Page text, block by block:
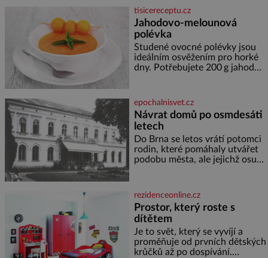
lodě, zapisovat první texty a
inspiroval řadu pověstí. Tato
skromná, ale užitečná rostlina
provází člověka už tisíce let.
Většina lidí vnímá rákos jen jako
obyčejnou kulisu letního
koupání. Stačí se však podívat
tisicereceptu.cz
Jahodovo-melounová
polévka
Studené ovocné polévky jsou
ideálním osvěžením pro horké
dny. Potřebujete 200 g jahod
cukru krystal 1 lžíci medu 200 g
zakysané sm
epochalnisvet.cz
Návrat domů po osmdesáti
letech
Do Brna se letos vrátí potomci
rodin, které pomáhaly utvářet
podobu města, ale jejichž osudy
Placzek, Löw-Beer, Fuhrmann,
Kohn a Stiassni se stanou
jednou z hlavních
dramaturgických linií festivalu
židovské kultury ŠTETL FEST
2026. Některé návraty nejsou
jednoduché. Místa, která si
rezidenceonline.cz
Prostor, který roste s
dítětem
Je to svět, který se vyvíjí a
proměňuje od prvních dětských
krůčků až po dospívání.